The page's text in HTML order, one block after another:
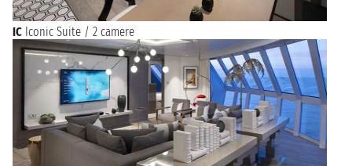
IC Iconic Suite / 2 camere